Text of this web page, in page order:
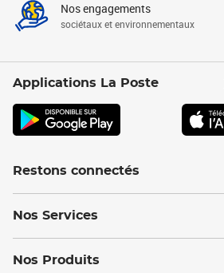
Nos engagements
sociétaux et environnementaux
Applications La Poste
Restons connectés
Nos Services
Nos Produits